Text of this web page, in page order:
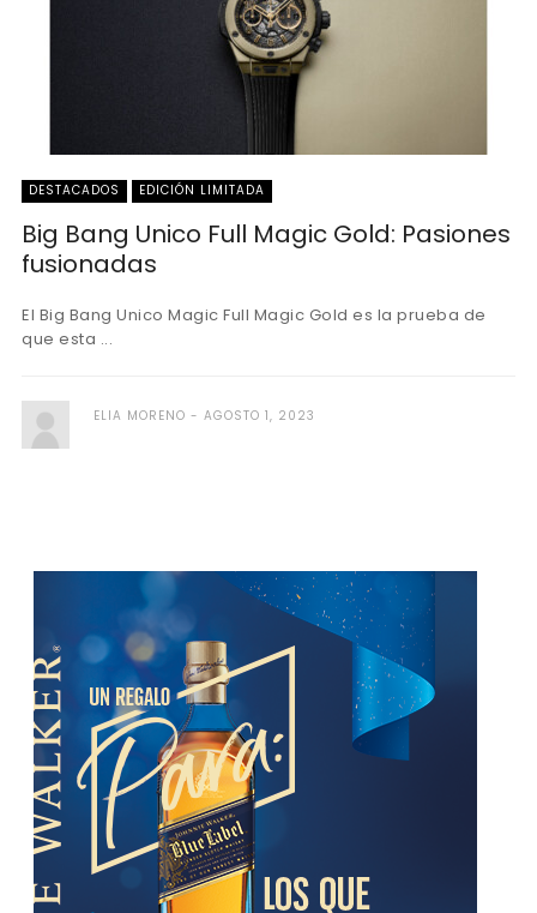
DESTACADOS EDICIÓN LIMITADA
Big Bang Unico Full Magic Gold: Pasiones
fusionadas
El Big Bang Unico Magic Full Magic Gold es la prueba de
que esta ...
ELIA MORENO AGOSTO 1, 2023